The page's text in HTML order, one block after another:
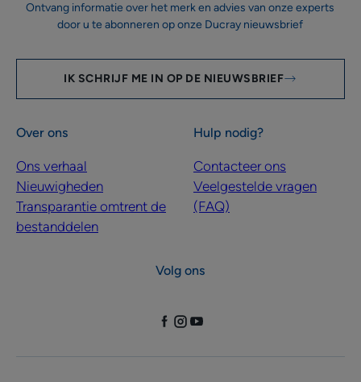
Ontvang informatie over het merk en advies van onze experts
door u te abonneren op onze Ducray nieuwsbrief
IK SCHRIJF ME IN OP DE NIEUWSBRIEF
Over ons
Ons verhaal
Nieuwigheden
Transparantie omtrent de
bestanddelen
Hulp nodig?
Contacteer ons
Veelgestelde vragen
(FAQ)
Volg ons